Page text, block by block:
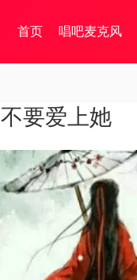
首页 唱吧麦克风
不要爱上她